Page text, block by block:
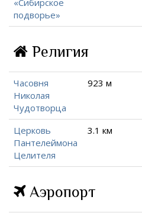
подворье»
Религия
Часовня
Николая
Чудотворца
923 м
Церковь
Пантелеймона
Целителя
3.1 км
Аэропорт